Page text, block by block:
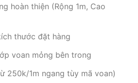
tại
680,000₫.
hoàn thiện (Rộng 1m, Cao
thước đặt hàng
voan mỏng bên trong
250k/1m ngang tùy mã voan)